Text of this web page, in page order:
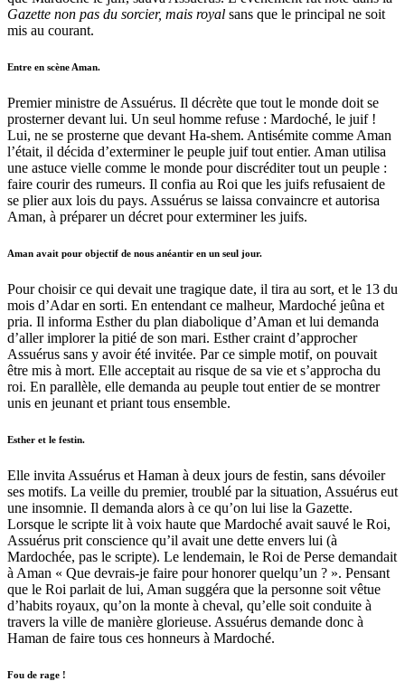
Gazette non pas du sorcier, mais royal sans que le principal ne soit
mis au courant.
Entre en scène Aman.
Premier ministre de Assuérus. Il décrète que tout le monde doit se
prosterner devant lui. Un seul homme refuse : Mardoché, le juif !
Lui, ne se prosterne que devant Ha-shem. Antisémite comme Aman
l’était, il décida d’exterminer le peuple juif tout entier. Aman utilisa
une astuce vielle comme le monde pour discréditer tout un peuple :
faire courir des rumeurs. Il confia au Roi que les juifs refusaient de
se plier aux lois du pays. Assuérus se laissa convaincre et autorisa
Aman, à préparer un décret pour exterminer les juifs.
Aman avait pour objectif de nous anéantir en un seul jour.
Pour choisir ce qui devait une tragique date, il tira au sort, et le 13 du
mois d’Adar en sorti. En entendant ce malheur, Mardoché jeûna et
pria. Il informa Esther du plan diabolique d’Aman et lui demanda
d’aller implorer la pitié de son mari. Esther craint d’approcher
Assuérus sans y avoir été invitée. Par ce simple motif, on pouvait
être mis à mort. Elle acceptait au risque de sa vie et s’approcha du
roi. En parallèle, elle demanda au peuple tout entier de se montrer
unis en jeunant et priant tous ensemble.
Esther et le festin.
Elle invita Assuérus et Haman à deux jours de festin, sans dévoiler
ses motifs. La veille du premier, troublé par la situation, Assuérus eut
une insomnie. Il demanda alors à ce qu’on lui lise la Gazette.
Lorsque le scripte lit à voix haute que Mardoché avait sauvé le Roi,
Assuérus prit conscience qu’il avait une dette envers lui (à
Mardochée, pas le scripte). Le lendemain, le Roi de Perse demandait
à Aman « Que devrais-je faire pour honorer quelqu’un ? ». Pensant
que le Roi parlait de lui, Aman suggéra que la personne soit vêtue
d’habits royaux, qu’on la monte à cheval, qu’elle soit conduite à
travers la ville de manière glorieuse. Assuérus demande donc à
Haman de faire tous ces honneurs à Mardoché.
Fou de rage !